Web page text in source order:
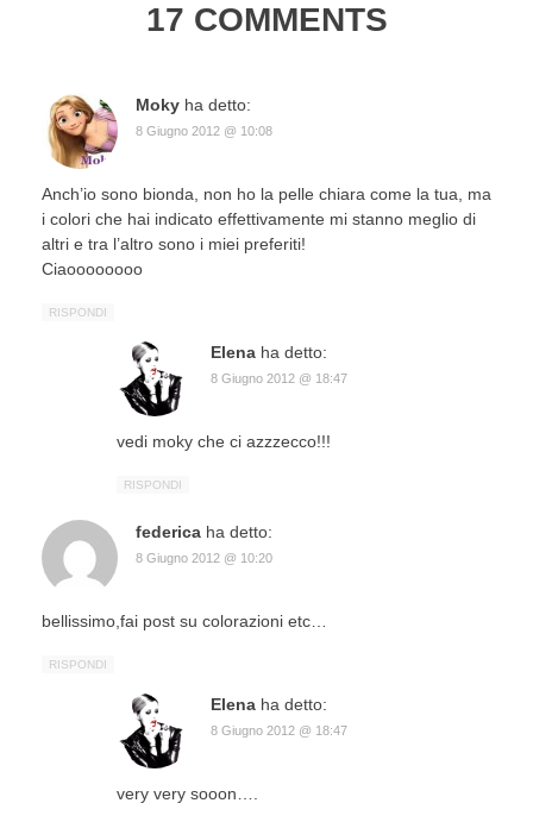
17 COMMENTS
Moky ha detto:
8 Giugno 2012 @ 10:08
Anch’io sono bionda, non ho la pelle chiara come la tua, ma
i colori che hai indicato effettivamente mi stanno meglio di
altri e tra l’altro sono i miei preferiti!
Ciaoooooooo
RISPONDI
Elena ha detto:
8 Giugno 2012 @ 18:47
vedi moky che ci azzzecco!!!
RISPONDI
federica ha detto:
8 Giugno 2012 @ 10:20
bellissimo,fai post su colorazioni etc…
RISPONDI
Elena ha detto:
8 Giugno 2012 @ 18:47
very very sooon….